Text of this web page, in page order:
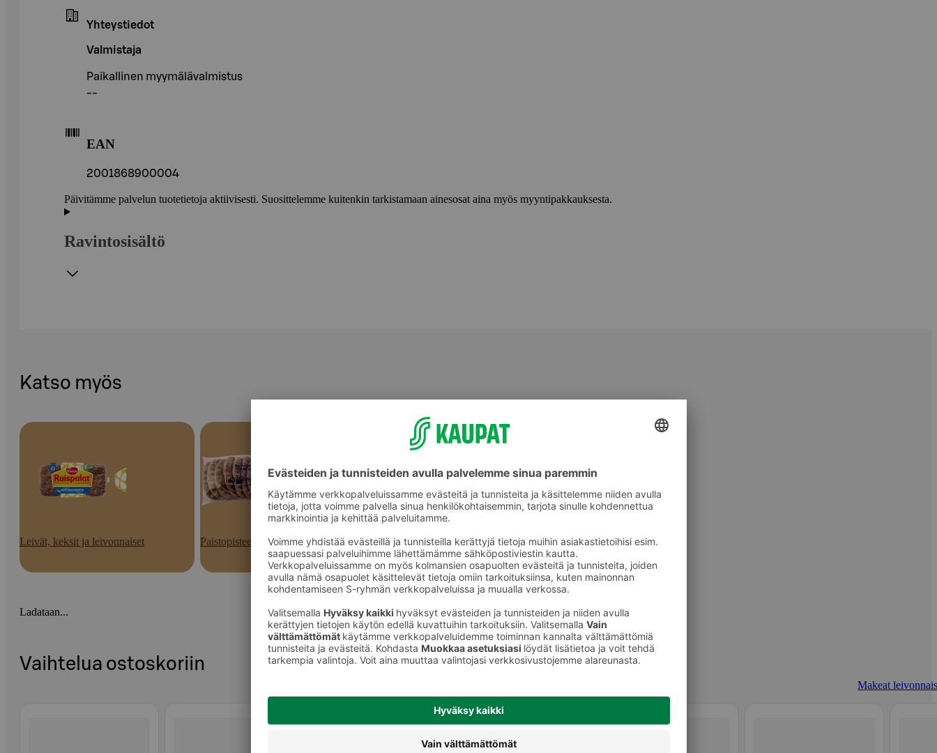
Yhteystiedot
Valmistaja
Paikallinen myymälävalmistus
--
EAN
2001868900004
Päivitämme palvelun tuotetietoja aktiivisesti. Suosittelemme kuitenkin tarkistamaan ainesosat aina myös myyntipakkauksesta.
Ravintosisältö
Katso myös
Leivät, keksit ja leivonnaiset Paistopisteen tuotteet Makeat leivonnaiset
Ladataan...
Vaihtelua ostoskoriin
Makeat